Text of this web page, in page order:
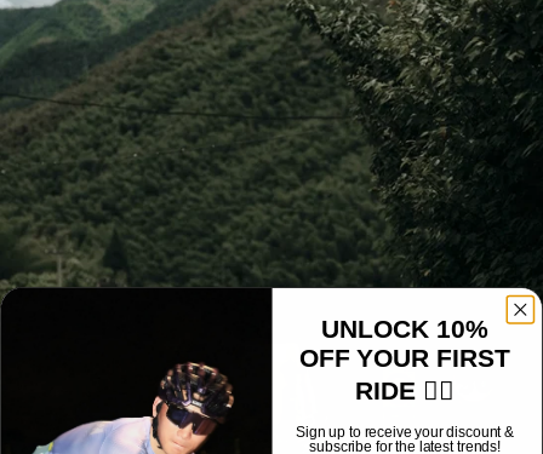
UNLOCK 10%
OFF YOUR FIRST
RIDE 🚴‍♂️
Sign up to receive your discount &
subscribe for the latest trends!